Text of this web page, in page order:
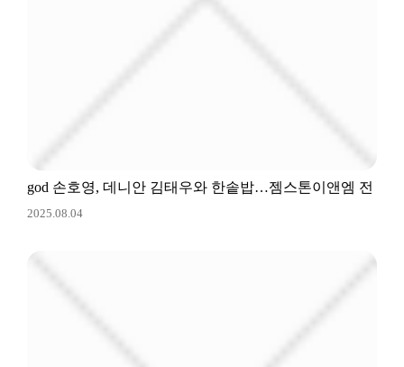
god 손호영, 데니안 김태우와 한솥밥…젬스톤이앤엠 전
속계약[공식]
2025.08.04